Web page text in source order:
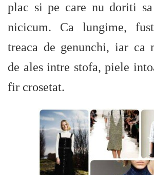
plac si pe care nu doriti
nicicum. Ca lungime,
treaca de genunchi, iar ca
de ales intre stofa, piele
fir crosetat.